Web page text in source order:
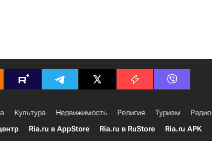
Культура Недвижимость Религия Туризм Радио
Ria.ru в AppStore Ria.ru в RuStore Ria.ru APK